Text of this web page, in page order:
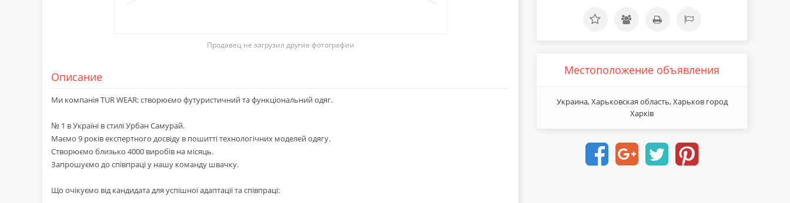
Продавец не загрузил другие фотографии
Описание
Ми компанія TUR WEAR: створюємо футуристичний та функціональний одяг.
№ 1 в Україні в стилі Урбан Самурай.
Маємо 9 років експертного досвіду в пошитті технологічних моделей одягу.
Створюємо близько 4000 виробів на місяць.
Запрошуємо до співпраці у нашу команду швачку.
Що очікуємо від кандидата для успішної адаптації та співпраці:
Местоположение объявления
Украина, Харьковская область, Харьков город
Харків